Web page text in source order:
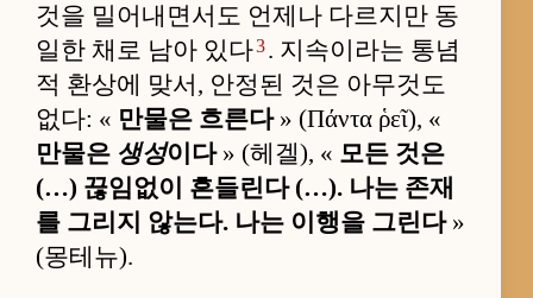
것을 밀어내면서도 언제나 다르지만 동
일한 채로 남아 있다3. 지속이라는 통념
적 환상에 맞서, 안정된 것은 아무것도
없다: « 만물은 흐른다» (Πάντα ῥεῖ), «
만물은 생성이다» (헤겔), « 모든 것은
(…) 끊임없이 흔들린다 (…). 나는 존재
를 그리지 않는다. 나는 이행을 그린다»
(몽테뉴).